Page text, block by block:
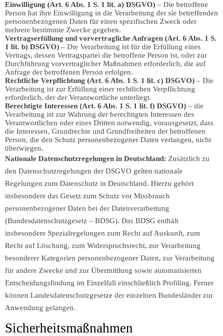
Einwilligung (Art. 6 Abs. 1 S. 1 lit. a) DSGVO) – Die betroffene
Person hat ihre Einwilligung in die Verarbeitung der sie betreffenden
personenbezogenen Daten für einen spezifischen Zweck oder
mehrere bestimmte Zwecke gegeben.
Vertragserfüllung und vorvertragliche Anfragen (Art. 6 Abs. 1 S.
1 lit. b) DSGVO) – Die Verarbeitung ist für die Erfüllung eines
Vertrags, dessen Vertragspartei die betroffene Person ist, oder zur
Durchführung vorvertraglicher Maßnahmen erforderlich, die auf
Anfrage der betroffenen Person erfolgen.
Rechtliche Verpflichtung (Art. 6 Abs. 1 S. 1 lit. c) DSGVO) – Die
Verarbeitung ist zur Erfüllung einer rechtlichen Verpflichtung
erforderlich, der der Verantwortliche unterliegt.
Berechtigte Interessen (Art. 6 Abs. 1 S. 1 lit. f) DSGVO) – die
Verarbeitung ist zur Wahrung der berechtigten Interessen des
Verantwortlichen oder eines Dritten notwendig, vorausgesetzt, dass
die Interessen, Grundrechte und Grundfreiheiten der betroffenen
Person, die den Schutz personenbezogener Daten verlangen, nicht
überwiegen.
Nationale Datenschutzregelungen in Deutschland: Zusätzlich zu
den Datenschutzregelungen der DSGVO gelten nationale
Regelungen zum Datenschutz in Deutschland. Hierzu gehört
insbesondere das Gesetz zum Schutz vor Missbrauch
personenbezogener Daten bei der Datenverarbeitung
(Bundesdatenschutzgesetz – BDSG). Das BDSG enthält
insbesondere Spezialregelungen zum Recht auf Auskunft, zum
Recht auf Löschung, zum Widerspruchsrecht, zur Verarbeitung
besonderer Kategorien personenbezogener Daten, zur Verarbeitung
für andere Zwecke und zur Übermittlung sowie automatisierten
Entscheidungsfindung im Einzelfall einschließlich Profiling. Ferner
können Landesdatenschutzgesetze der einzelnen Bundesländer zur
Anwendung gelangen.
Sicherheitsmaßnahmen